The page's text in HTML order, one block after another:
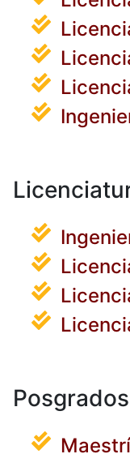
Posgrados